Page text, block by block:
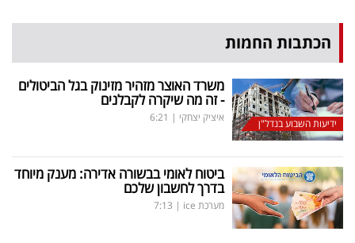
הכתבות החמות
ידיעות השבוע בנדל"ן
משרד האוצר מזהיר מזינוק בגל הביטולים
- זה מה שיקרה לקבלנים
איציק יצחקי |
6:21
ביטוח לאומי בבשורה אדירה: מענק מיוחד
בדרך לחשבון שלכם
מערכת ice |
7:13